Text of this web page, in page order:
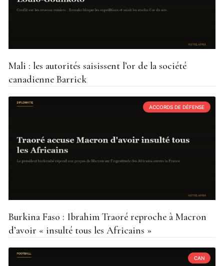
Mali : les autorités saisissent l’or de la société
canadienne Barrick
ACCORDS DE DÉFENSE
Burkina Faso : Ibrahim Traoré reproche à Macron
d’avoir « insulté tous les Africains »
CAN